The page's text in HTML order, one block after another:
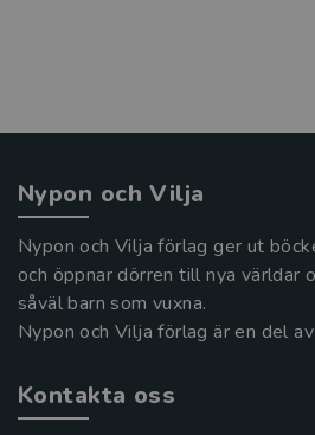
Nypon och Vilja
Nypon och Vilja förlag ger ut
och öppnar dörren till nya världar
såväl barn som vuxna.
Nypon och Vilja förlag är en del
Kontakta oss